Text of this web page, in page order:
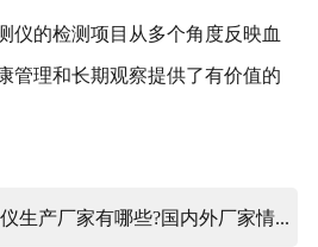
仪的检测项目从多个角度反映血
管理和长期观察提供了有价值的
上一篇：肺功能检测仪生产厂家有哪些?国内外厂家情况介绍